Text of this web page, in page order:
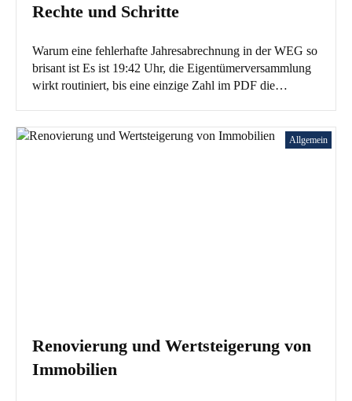
Rechte und Schritte
Warum eine fehlerhafte Jahresabrechnung in der WEG so
brisant ist Es ist 19:42 Uhr, die Eigentümerversammlung
wirkt routiniert, bis eine einzige Zahl im PDF die…
Allgemein
Renovierung und Wertsteigerung von
Immobilien